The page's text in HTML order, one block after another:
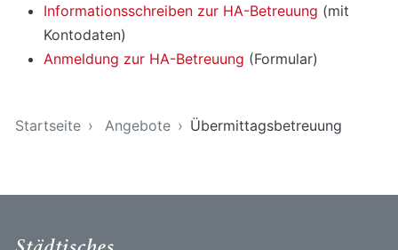
Informationsschreiben zur HA-Betreuung (mit
Kontodaten)
Anmeldung zur HA-Betreuung (Formular)
Startseite
Angebote Übermittagsbetreuung